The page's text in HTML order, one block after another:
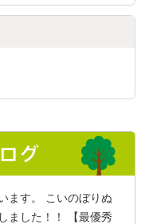
ます。 こいのぼりぬ
ました！！ 【最優秀